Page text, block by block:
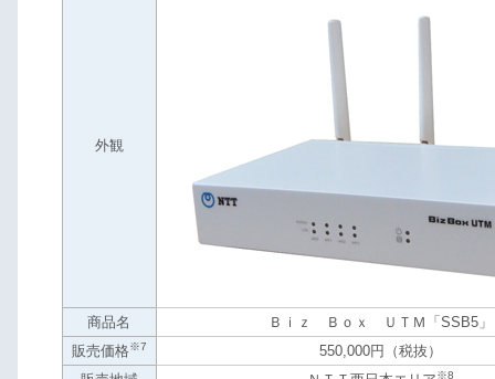
外観
商品名
Ｂｉｚ Ｂｏｘ ＵＴＭ「SSB5」
販売価格※7
550,000円（税抜）
※8